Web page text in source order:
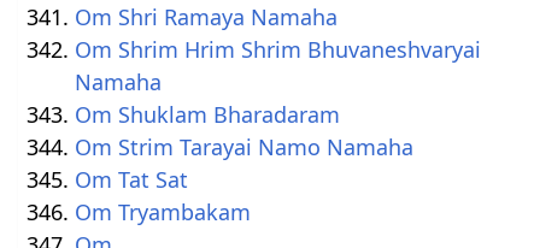
Om Shri Ramaya Namaha
Om Shrim Hrim Shrim Bhuvaneshvaryai
Namaha
Om Shuklam Bharadaram
Om Strim Tarayai Namo Namaha
Om Tat Sat
Om Tryambakam